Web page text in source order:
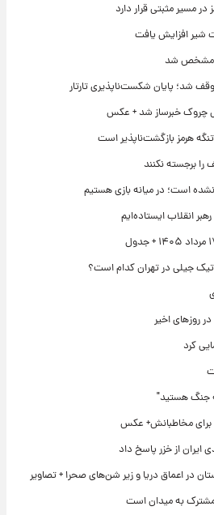
در مسیر مثبتی قرار دارد
شیر افزایش یافت
مشخص شد
شد؛ پایان شکست‌ناپذیری تارتار
چروک خبرساز شد + عکس
هرمز بازگشت‌ناپذیر است
را برجسته نکنند
است؛ در میانه بازی هستیم
انقلاب ایستاده‌ایم
جیلی در تهران کدام است؟
روزهای اخیر
کرد
جنگ هستید"
برای مخاطبانش+ عکس
در اعماق دریا و زیر شن‌های صحرا + تصاویر
مشترک به میدان است